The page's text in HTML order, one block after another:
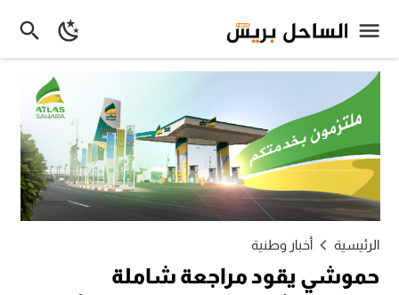
الرئيسية أخبار وطنية
حموشي يقود مراجعة شاملة